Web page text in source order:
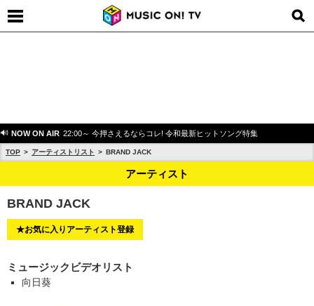
NOW ON AIR 22:00～ 今押さえるならコレ! 令和最新ヒットソング特集
TOP アーティストリスト BRAND JACK
アーティスト
BRAND JACK
★お気に入りアーティスト登録
ミュージックビデオリスト
向日葵